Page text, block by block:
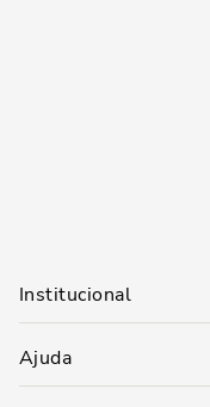
Institucional
Ajuda